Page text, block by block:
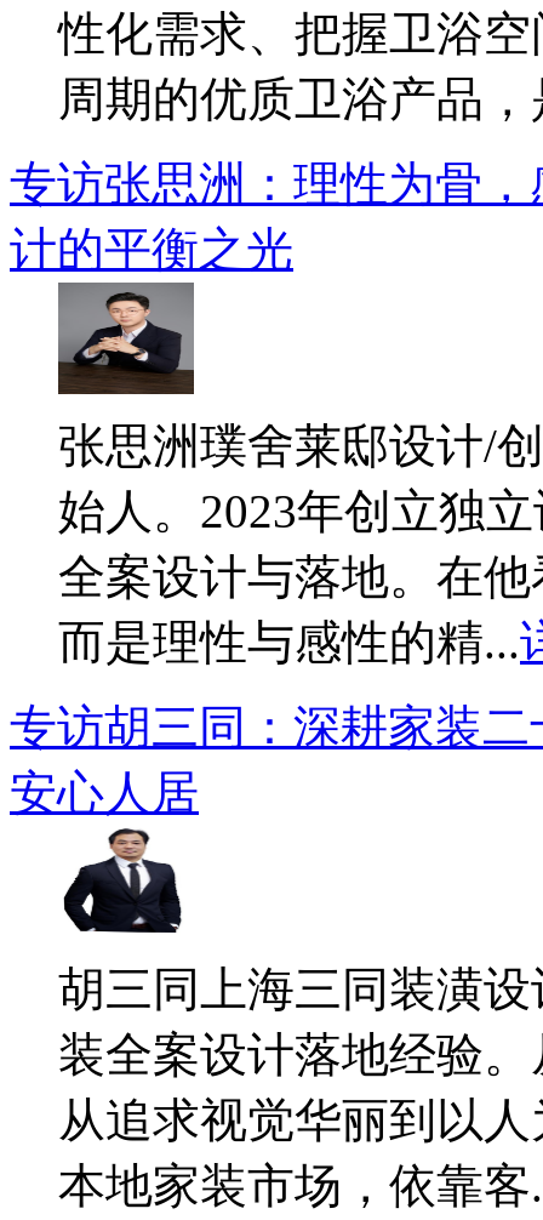
性化需求、把握卫浴
周期的优质卫浴产品，
专访张思洲：理性为骨
计的平衡之光
张思洲璞舍莱邸设计/
始人。2023年创立独
全案设计与落地。在
而是理性与感性的精...
专访胡三同：深耕家装
安心人居
胡三同上海三同装潢
装全案设计落地经验
从追求视觉华丽到以
本地家装市场，依靠客